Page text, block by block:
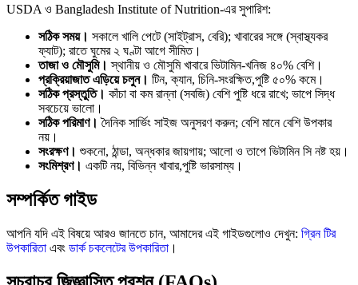
USDA ও Bangladesh Institute of Nutrition-এর সুপারিশ:
সঠিক সময়। সকালে খালি পেটে (সাইট্রাস, বেরি); খাবারের সঙ্গে (স্বাস্থ্যকর
ফ্যাট); রাতে ঘুমের ২ ঘণ্টা আগে সীমিত।
তাজা ও মৌসুমি। স্থানীয় ও মৌসুমি খাবারে ভিটামিন-খনিজ ৪০% বেশি।
প্রক্রিয়াজাত এড়িয়ে চলুন। টিন, ক্যান, চিনি-সংরক্ষিত,পুষ্টি ৫০% কমে।
সঠিক প্রস্তুতি। কাঁচা বা কম রান্না (সবজি) বেশি পুষ্টি ধরে রাখে; ভাপে সিদ্ধ
সবচেয়ে ভালো।
সঠিক পরিমাণ। দৈনিক সার্ভিং সাইজ অনুসরণ করুন; বেশি মানে বেশি উপকার
নয়।
সংরক্ষণ। শুকনো, ঠান্ডা, অন্ধকার জায়গায়; আলো ও তাপে ভিটামিন সি নষ্ট হয়।
সংমিশ্রণ। একটি নয়, বিভিন্ন খাবার,পুষ্টি ভারসাম্য।
সম্পর্কিত গাইড
আপনি যদি এই বিষয়ে আরও জানতে চান, আমাদের এই গাইডগুলোও দেখুন: গ্রিন টির
উপকারিতা এবং ডার্ক চকলেটের উপকারিতা ।